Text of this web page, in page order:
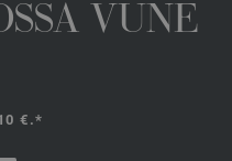
VUNE
€.*